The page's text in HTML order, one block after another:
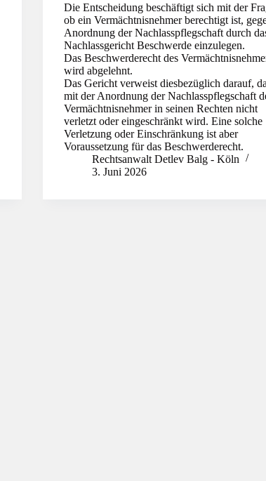
Die Entscheidung beschäftigt sich mit der
ob ein Vermächtnisnehmer berechtigt ist,
Anordnung der Nachlasspflegschaft durch
Nachlassgericht Beschwerde einzulegen.
Das Beschwerderecht des
wird abgelehnt.
Das Gericht verweist diesbezüglich darauf,
mit der Anordnung der Nachlasspflegschaft
Vermächtnisnehmer in seinen Rechten nicht
verletzt oder eingeschränkt wird. Eine solche
Verletzung oder Einschränkung ist aber
Voraussetzung für das Beschwerderecht.
Rechtsanwalt Detlev Balg - Köln
3. Juni 2026